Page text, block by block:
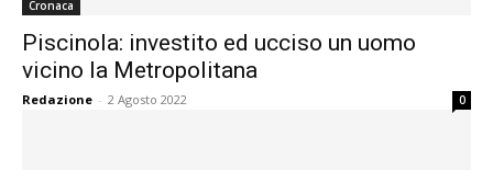
Cronaca
Piscinola: investito ed ucciso un uomo
vicino la Metropolitana
Redazione - 2 Agosto 2022 0